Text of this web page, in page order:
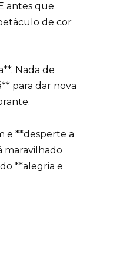
antes que
de cor
Nada de
para dar nova
e **desperte a
maravilhado
**alegria e